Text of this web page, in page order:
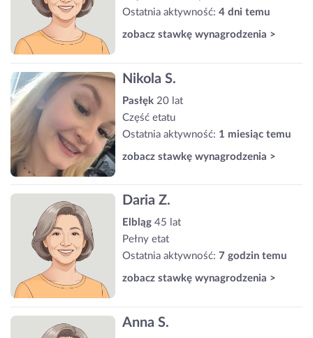
Ostatnia aktywność: 4 dni temu
zobacz stawkę wynagrodzenia >
Nikola S.
Pasłęk 20 lat
Część etatu
Ostatnia aktywność: 1 miesiąc temu
zobacz stawkę wynagrodzenia >
Daria Z.
Elbląg 45 lat
Pełny etat
Ostatnia aktywność: 7 godzin temu
zobacz stawkę wynagrodzenia >
Anna S.